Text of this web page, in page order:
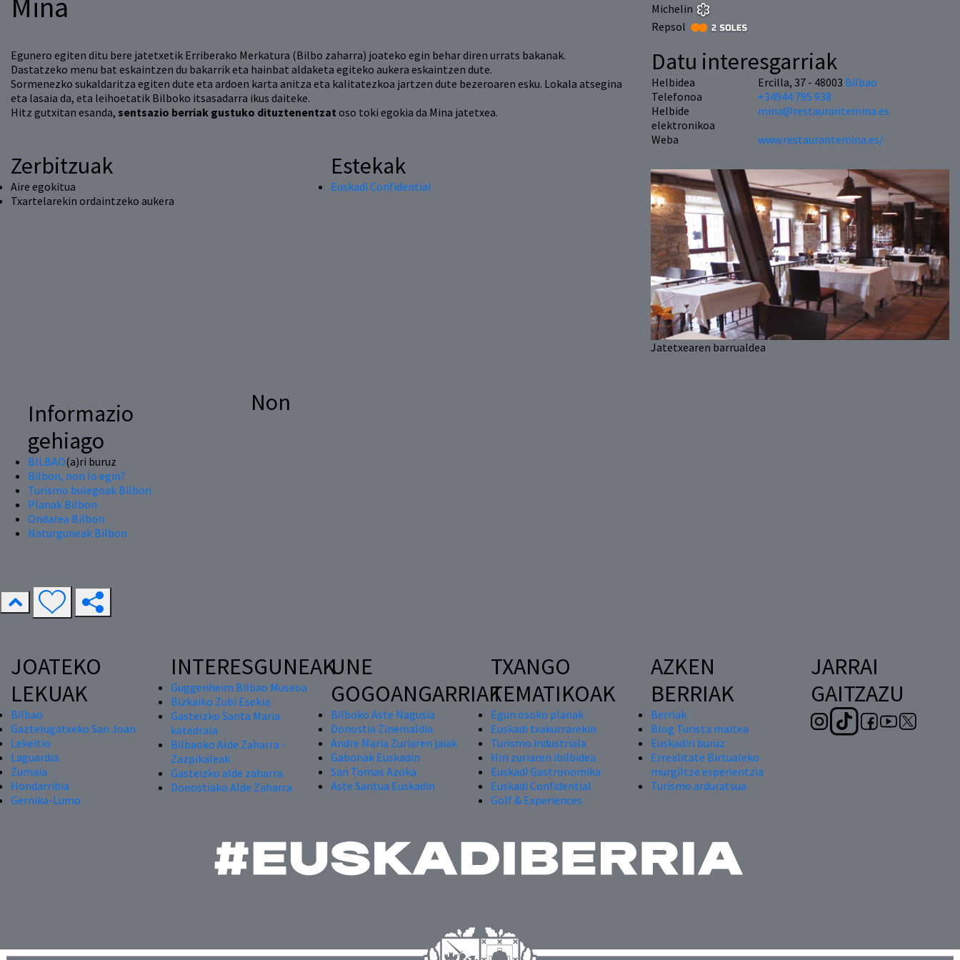
Mina
Michelin
Repsol
Egunero egiten ditu bere jatetxetik Erriberako Merkatura (Bilbo zaharra) joateko egin behar diren urrats bakanak.
Dastatzeko menu bat eskaintzen du bakarrik eta hainbat aldaketa egiteko aukera eskaintzen dute.
Sormenezko sukaldaritza egiten dute eta ardoen karta anitza eta kalitatezkoa jartzen dute bezeroaren esku. Lokala atsegina
eta lasaia da, eta leihoetatik Bilboko itsasadarra ikus daiteke.
Hitz gutxitan esanda, sentsazio berriak gustuko dituztenentzat oso toki egokia da Mina jatetxea.
Datu interesgarriak
Helbidea Ercilla, 37 - 48003 Bilbao
Telefonoa
+34944 795 938
Helbide
elektronikoa
mina@restaurantemina.es
Weba
www.restaurantemina.es/
Zerbitzuak
Aire egokitua
Txartelarekin ordaintzeko aukera
Estekak
Euskadi Confidential
Jatetxearen barrualdea
Informazio
gehiago
BILBAO(a)ri buruz
Bilbon, non lo egin?
Turismo bulegoak Bilbon
Planak Bilbon
Ondarea Bilbon
Naturguneak Bilbon
Non
JOATEKO
LEKUAK
Bilbao
Gaztelugatxeko San Joan
Lekeitio
Laguardia
Zumaia
Hondarribia
Gernika-Lumo
INTERESGUNEAK
Guggenheim Bilbao Museoa
Bizkaiko Zubi Esekia
Gasteizko Santa Maria
katedrala
Bilbaoko Alde Zaharra -
Zazpikaleak
Gasteizko alde zaharra
Donostiako Alde Zaharra
UNE
GOGOANGARRIAK
Bilboko Aste Nagusia
Donostia Zinemaldia
Andre Maria Zuriaren jaiak
Gabonak Euskadin
San Tomas Azoka
Aste Santua Euskadin
TXANGO
TEMATIKOAK
Egun osoko planak
Euskadi txakurrarekin
Turismo industriala
Hiri zuriaren ibilbidea
Euskadi Gastronomika
Euskadi Confidential
Golf & Experiences
AZKEN
BERRIAK
Berriak
Blog Turista maitea
Euskadiri buruz
Errealitate Birtualeko
murgiltze esperientzia
Turismo arduratsua
JARRAI
GAITZAZU